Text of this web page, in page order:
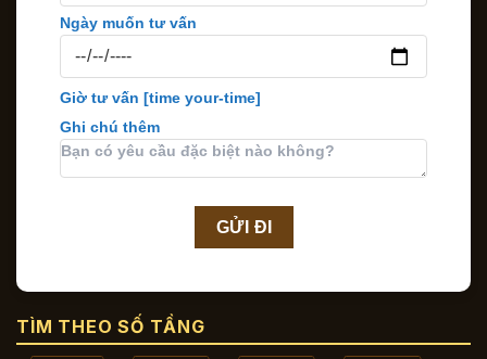
Ngày muốn tư vấn
Giờ tư vấn [time your-time]
Ghi chú thêm
TÌM THEO SỐ TẦNG